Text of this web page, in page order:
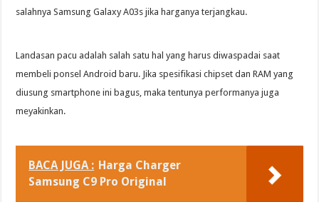
salahnya Samsung Galaxy A03s jika harganya terjangkau.
Landasan pacu adalah salah satu hal yang harus diwaspadai saat
membeli ponsel Android baru. Jika spesifikasi chipset dan RAM yang
diusung smartphone ini bagus, maka tentunya performanya juga
meyakinkan.
BACA JUGA : Harga Charger
Samsung C9 Pro Original